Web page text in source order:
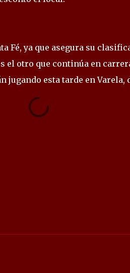
Fé, ya que asegura su
el otro que continúa en
esta tarde en Varela,